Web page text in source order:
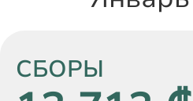
СБОРЫ